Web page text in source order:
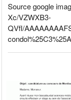
Source google
Xc/VZWXB3-
QVfI/